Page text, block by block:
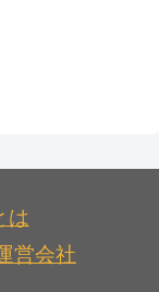
は
営会社